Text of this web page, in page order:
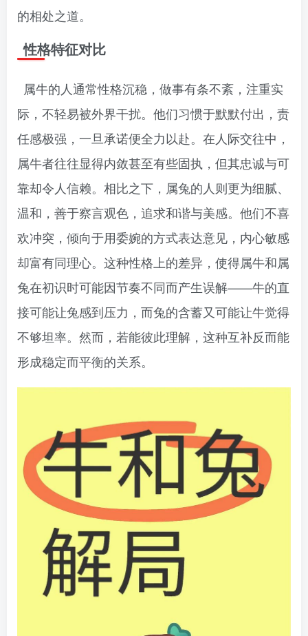
的相处之道。
性格特征对比
属牛的人通常性格沉稳，做事有条不紊，注重实
际，不轻易被外界干扰。他们习惯于默默付出，责
任感极强，一旦承诺便全力以赴。在人际交往中，
属牛者往往显得内敛甚至有些固执，但其忠诚与可
靠却令人信赖。相比之下，属兔的人则更为细腻、
温和，善于察言观色，追求和谐与美感。他们不喜
欢冲突，倾向于用委婉的方式表达意见，内心敏感
却富有同理心。这种性格上的差异，使得属牛和属
兔在初识时可能因节奏不同而产生误解——牛的直
接可能让兔感到压力，而兔的含蓄又可能让牛觉得
不够坦率。然而，若能彼此理解，这种互补反而能
形成稳定而平衡的关系。